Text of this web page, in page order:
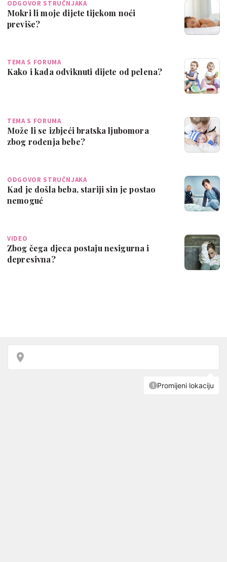
ODGOVOR STRUČNJAKA
Mokri li moje dijete tijekom noći
previše?
TEMA S FORUMA
Kako i kada odviknuti dijete od pelena?
TEMA S FORUMA
Može li se izbjeći bratska ljubomora
zbog rođenja bebe?
ODGOVOR STRUČNJAKA
Kad je došla beba, stariji sin je postao
nemoguć
VIDEO
Zbog čega djeca postaju nesigurna i
depresivna?